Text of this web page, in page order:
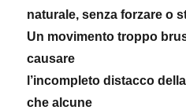
naturale, senza forzare o
Un movimento troppo
causare
l’incompleto distacco
che alcune